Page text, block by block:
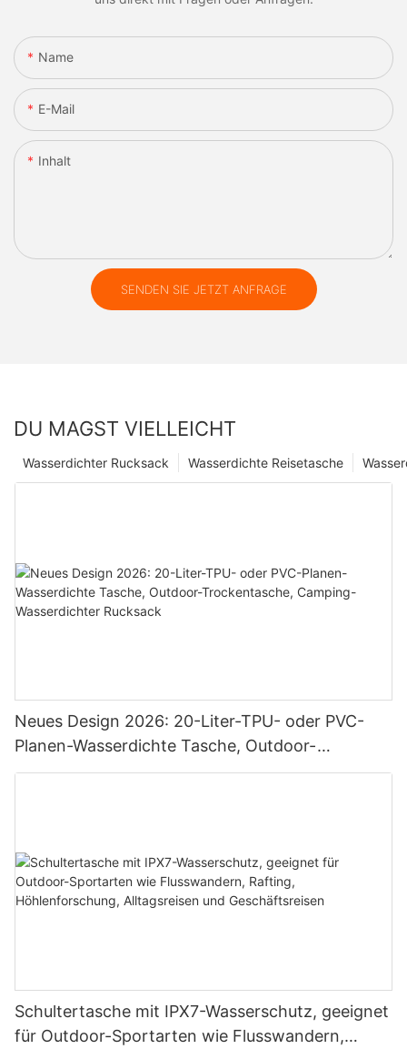
Name
E-Mail
Inhalt
SENDEN SIE JETZT ANFRAGE
DU MAGST VIELLEICHT
Wasserdichte Reisetasche
Wasserdichter Rucksack
Neues Design 2026: 20-Liter-TPU- oder PVC-
Planen-Wasserdichte Tasche, Outdoor-
Trockentasche, Camping-Wasserdichter
Schultertasche mit IPX7-Wasserschutz, geeignet
für Outdoor-Sportarten wie Flusswandern,